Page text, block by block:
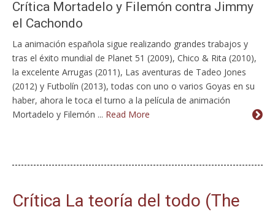
Crítica Mortadelo y Filemón contra Jimmy
el Cachondo
La animación española sigue realizando grandes trabajos y
tras el éxito mundial de Planet 51 (2009), Chico & Rita (2010),
la excelente Arrugas (2011), Las aventuras de Tadeo Jones
(2012) y Futbolín (2013), todas con uno o varios Goyas en su
haber, ahora le toca el turno a la película de animación
Mortadelo y Filemón ... Read More
Crítica La teoría del todo (The